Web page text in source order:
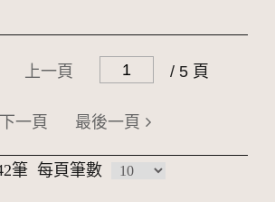
上一頁 / 5 頁
下一頁 最後一頁
筆 每頁筆數